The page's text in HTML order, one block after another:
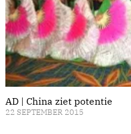
AD | China ziet potentie
22 SEPTEMBER 2015